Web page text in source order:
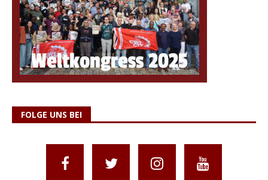
FOLGE UNS BEI